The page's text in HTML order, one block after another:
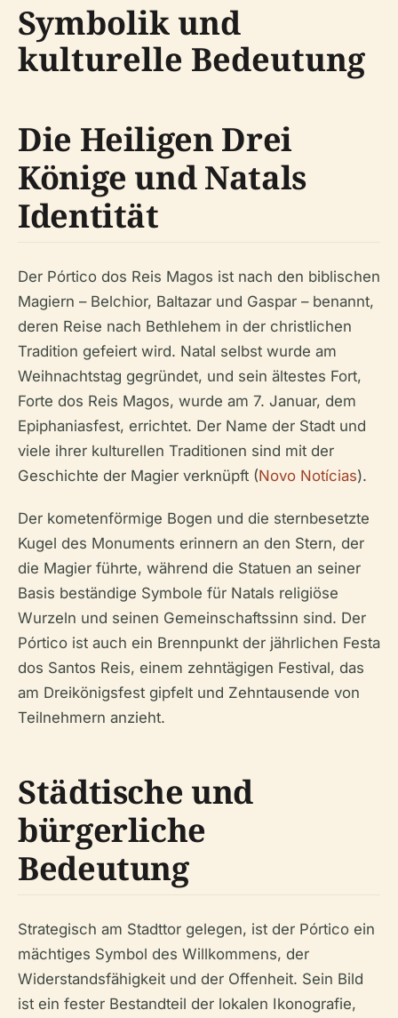
Symbolik und
kulturelle Bedeutung
Die Heiligen Drei
Könige und Natals
Identität
Der Pórtico dos Reis Magos ist nach den biblischen
Magiern – Belchior, Baltazar und Gaspar – benannt,
deren Reise nach Bethlehem in der christlichen
Tradition gefeiert wird. Natal selbst wurde am
Weihnachtstag gegründet, und sein ältestes Fort,
Forte dos Reis Magos, wurde am 7. Januar, dem
Epiphaniasfest, errichtet. Der Name der Stadt und
viele ihrer kulturellen Traditionen sind mit der
Geschichte der Magier verknüpft (Novo Notícias).
Der kometenförmige Bogen und die sternbesetzte
Kugel des Monuments erinnern an den Stern, der
die Magier führte, während die Statuen an seiner
Basis beständige Symbole für Natals religiöse
Wurzeln und seinen Gemeinschaftssinn sind. Der
Pórtico ist auch ein Brennpunkt der jährlichen Festa
dos Santos Reis, einem zehntägigen Festival, das
am Dreikönigsfest gipfelt und Zehntausende von
Teilnehmern anzieht.
Städtische und
bürgerliche
Bedeutung
Strategisch am Stadttor gelegen, ist der Pórtico ein
mächtiges Symbol des Willkommens, der
Widerstandsfähigkeit und der Offenheit. Sein Bild
ist ein fester Bestandteil der lokalen Ikonografie,